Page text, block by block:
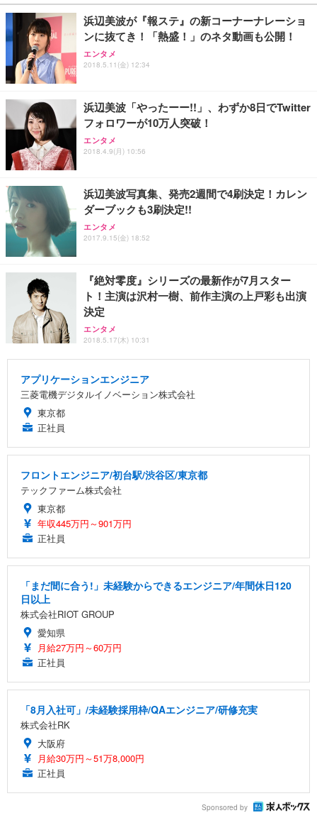
浜辺美波が『報ステ』の新コーナーナレーショ
ンに抜てき！「熱盛！」のネタ動画も公開！
エンタメ
2018.5.11(金) 12:34
浜辺美波「やったーー!!」、わずか8日でTwitter
フォロワーが10万人突破！
エンタメ
2018.4.9(月) 10:56
浜辺美波写真集、発売2週間で4刷決定！カレン
ダーブックも3刷決定!!
エンタメ
2017.9.15(金) 18:52
『絶対零度』シリーズの最新作が7月スター
ト！主演は沢村一樹、前作主演の上戸彩も出演
決定
エンタメ
2018.5.17(木) 10:31
アプリケーションエンジニア
三菱電機デジタルイノベーション株式会社
東京都
正社員
フロントエンジニア/初台駅/渋谷区/東京都
テックファーム株式会社
東京都
年収445万円～901万円
正社員
「まだ間に合う!」未経験からできるエンジニア/年間休日120
日以上
株式会社RIOT GROUP
愛知県
月給27万円～60万円
正社員
「8月入社可」/未経験採用枠/QAエンジニア/研修充実
株式会社RK
大阪府
月給30万円～51万8,000円
正社員
Sponsored by